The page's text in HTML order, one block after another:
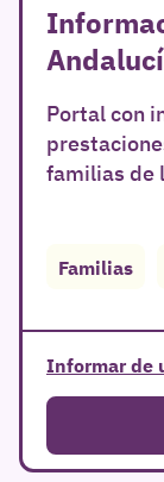
Portal con
familias de
Familias
Informar de